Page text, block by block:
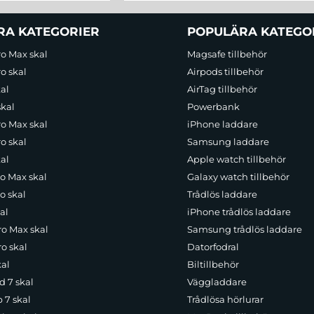
KATEGORIER
Max skal
skal
Max skal
skal
Max skal
skal
Max skal
skal
7 skal
7 skal
POPULÄRA
Magsafe tillbehör
Airpods tillbehör
AirTag tillbehör
Powerbank
iPhone laddare
Samsung laddare
Apple watch tillbehör
Galaxy watch tillbehör
Trådlös laddare
iPhone trådlös laddare
Samsung trådlös laddare
Datorfodral
Biltillbehör
Väggladdare
Trådlösa hörlurar